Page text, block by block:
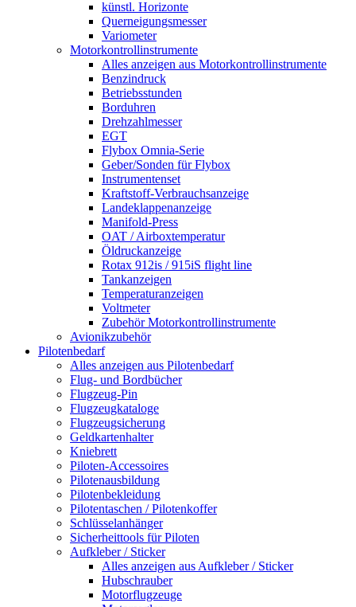
künstl. Horizonte
Querneigungsmesser
Variometer
Motorkontrollinstrumente
Alles anzeigen aus Motorkontrollinstrumente
Benzindruck
Betriebsstunden
Borduhren
Drehzahlmesser
EGT
Flybox Omnia-Serie
Geber/Sonden für Flybox
Instrumentenset
Kraftstoff-Verbrauchsanzeige
Landeklappenanzeige
Manifold-Press
OAT / Airboxtemperatur
Öldruckanzeige
Rotax 912is / 915iS flight line
Tankanzeigen
Temperaturanzeigen
Voltmeter
Zubehör Motorkontrollinstrumente
Avionikzubehör
Pilotenbedarf
Alles anzeigen aus Pilotenbedarf
Flug- und Bordbücher
Flugzeug-Pin
Flugzeugkataloge
Flugzeugsicherung
Geldkartenhalter
Kniebrett
Piloten-Accessoires
Pilotenausbildung
Pilotenbekleidung
Pilotentaschen / Pilotenkoffer
Schlüsselanhänger
Sicherheittools für Piloten
Aufkleber / Sticker
Alles anzeigen aus Aufkleber / Sticker
Hubschrauber
Motorflugzeuge